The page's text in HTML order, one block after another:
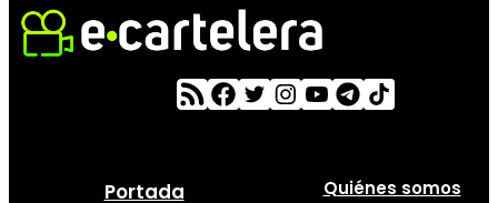
Portada
Quiénes somos